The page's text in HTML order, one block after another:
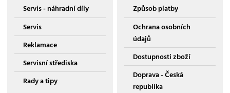
Servis - náhradní díly
Servis
Reklamace
Servisní střediska
Rady a tipy
Způsob platby
Ochrana osobních
údajů
Dostupnosti zboží
Doprava - Česká
republika